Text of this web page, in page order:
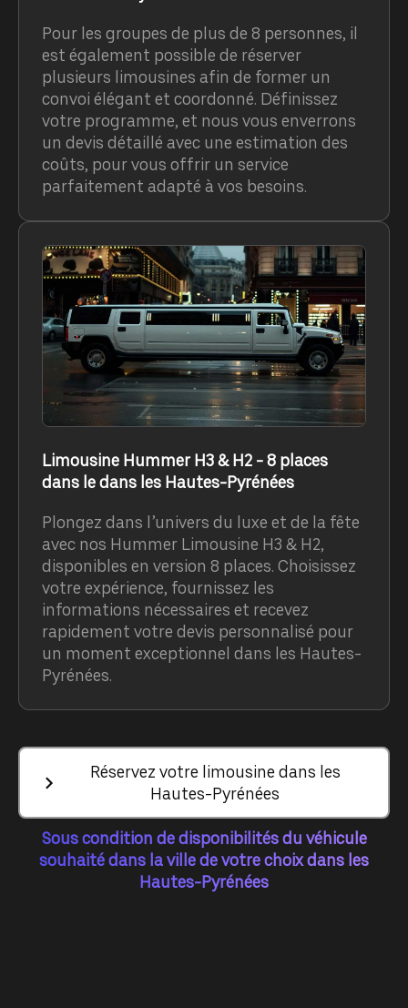
Pour les groupes de plus de 8 personnes, il
est également possible de réserver
plusieurs limousines afin de former un
convoi élégant et coordonné. Définissez
votre programme, et nous vous enverrons
un devis détaillé avec une estimation des
coûts, pour vous offrir un service
parfaitement adapté à vos besoins.
Limousine Hummer H3 & H2 - 8 places
dans le dans les Hautes-Pyrénées
Plongez dans l’univers du luxe et de la fête
avec nos Hummer Limousine H3 & H2,
disponibles en version 8 places. Choisissez
votre expérience, fournissez les
informations nécessaires et recevez
rapidement votre devis personnalisé pour
un moment exceptionnel dans les Hautes-
Pyrénées.
Réservez votre limousine dans les
Hautes-Pyrénées
Sous condition de disponibilités du véhicule
souhaité dans la ville de votre choix dans les
Hautes-Pyrénées